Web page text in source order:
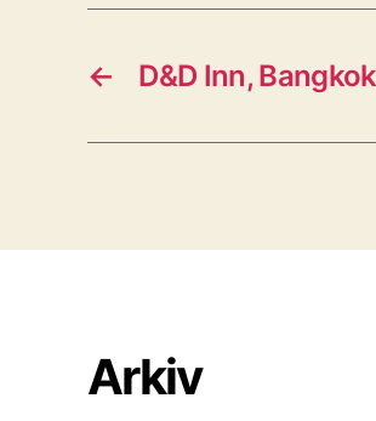
← D&D Inn, Bangkok
Arkiv